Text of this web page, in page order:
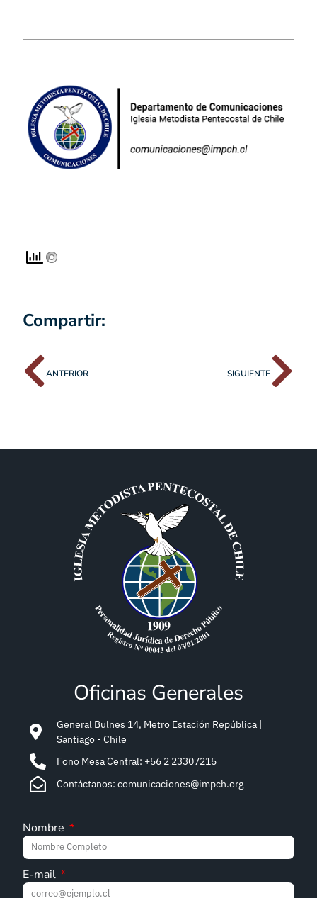
Compartir:
ANTERIOR SIGUIENTE
Oficinas Generales
General Bulnes 14, Metro Estación República |
Santiago - Chile
Fono Mesa Central: +56 2 23307215
Contáctanos: comunicaciones@impch.org
Nombre
E-mail